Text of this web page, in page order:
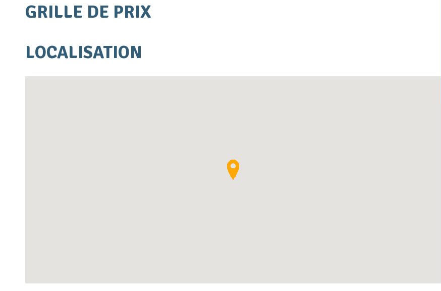
GRILLE DE PRIX
LOCALISATION